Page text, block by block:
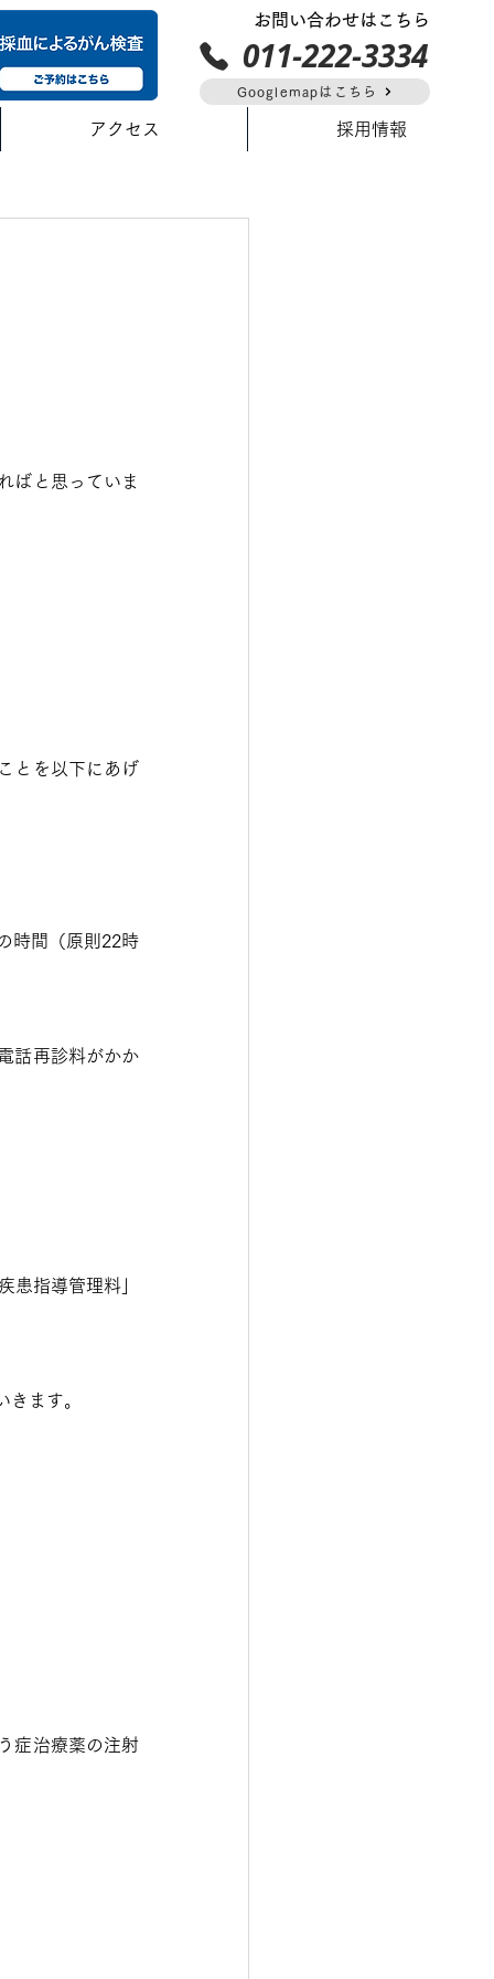
お問い合わせはこちら
011-222-3334
Googlemapはこちら
アクセス 採用情報
ばと思っていま
とを以下にあげ
時間（原則22時
話再診料がかか
患指導管理料」
ます。
症治療薬の注射